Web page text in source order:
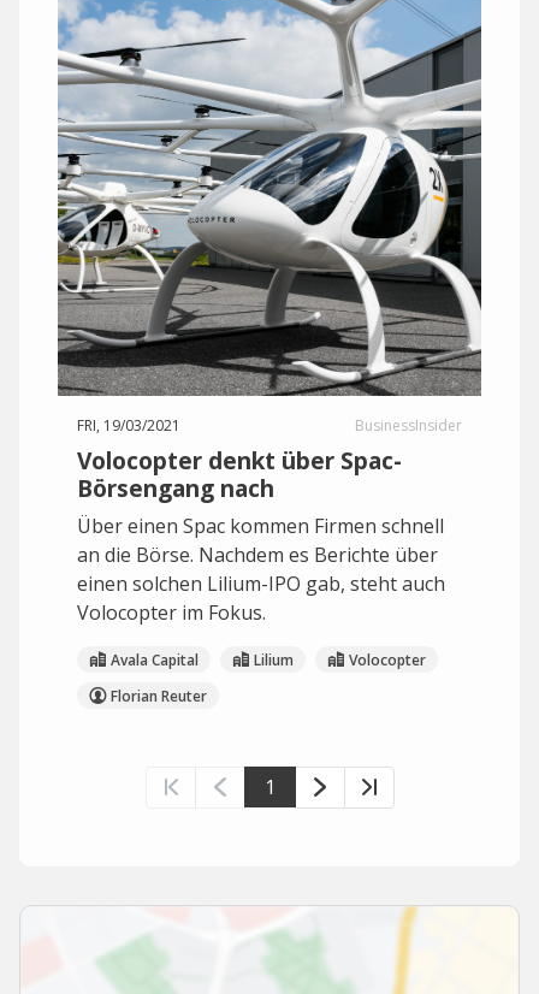
FRI, 19/03/2021 BusinessInsider
Volocopter denkt über Spac-
Börsengang nach
Über einen Spac kommen Firmen schnell
an die Börse. Nachdem es Berichte über
einen solchen Lilium-IPO gab, steht auch
Volocopter im Fokus.
Avala Capital Lilium
Volocopter
Florian Reuter
1